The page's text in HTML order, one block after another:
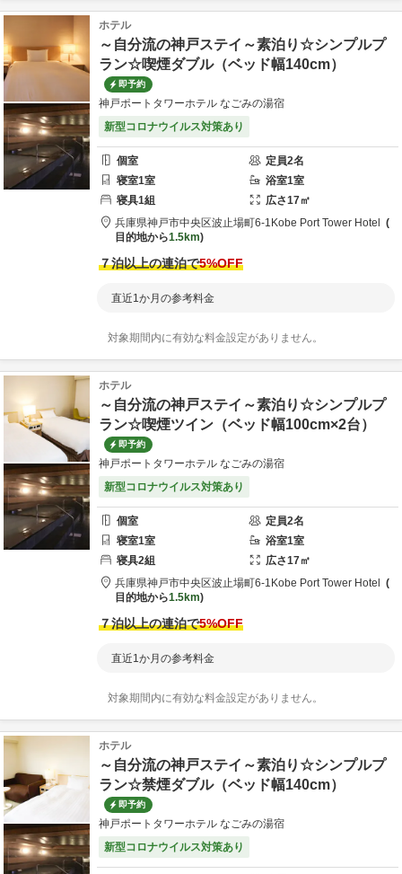
ホテル
～自分流の神戸ステイ～素泊り☆シンプルプ
ラン☆喫煙ダブル（ベッド幅140cm）
即予約
神戸ポートタワーホテル なごみの湯宿
新型コロナウイルス対策あり
個室 定員2名
寝室1室 浴室1室
寝具1組 広さ17㎡
兵庫県神戸市中央区波止場町6-1 Kobe Port Tower Hotel
目的地から1.5km
７泊以上の連泊で5%OFF
直近1か月の参考料金
対象期間内に有効な料金設定がありません。
ホテル
～自分流の神戸ステイ～素泊り☆シンプルプ
ラン☆喫煙ツイン（ベッド幅100cm×2台）
即予約
神戸ポートタワーホテル なごみの湯宿
新型コロナウイルス対策あり
個室 定員2名
寝室1室 浴室1室
寝具2組 広さ17㎡
兵庫県神戸市中央区波止場町6-1 Kobe Port Tower Hotel
目的地から1.5km
７泊以上の連泊で5%OFF
直近1か月の参考料金
対象期間内に有効な料金設定がありません。
ホテル
～自分流の神戸ステイ～素泊り☆シンプルプ
ラン☆禁煙ダブル（ベッド幅140cm）
即予約
神戸ポートタワーホテル なごみの湯宿
新型コロナウイルス対策あり